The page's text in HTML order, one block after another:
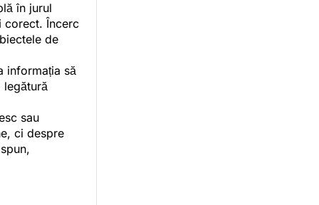
în jurul
corect. Încerc
de
informația să
legătură
sau
ci despre